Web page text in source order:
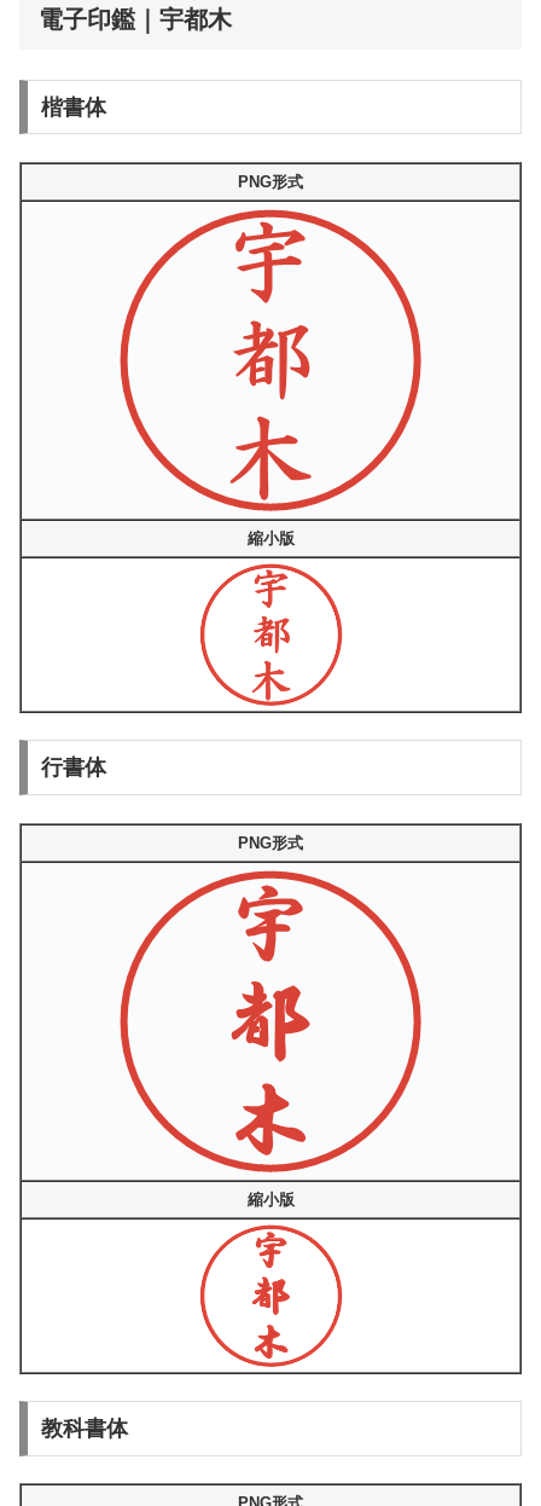
電子印鑑｜宇都木
楷書体
PNG形式
縮小版
行書体
PNG形式
縮小版
教科書体